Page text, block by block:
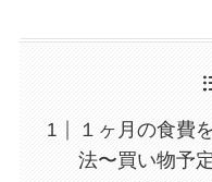
１ヶ月の食費
法〜買い物予